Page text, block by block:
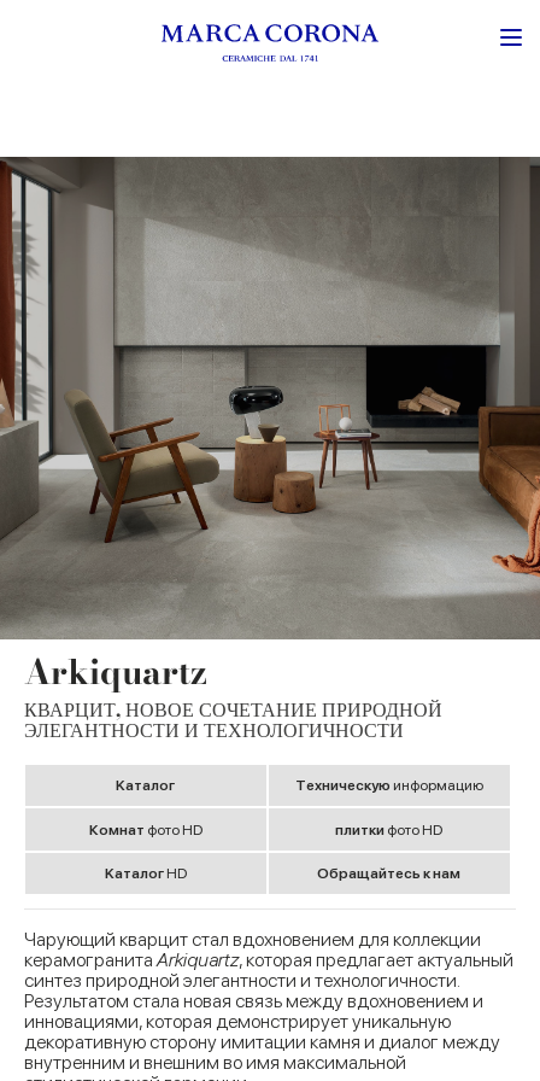
Arkiquartz
КВАРЦИТ, НОВОЕ СОЧЕТАНИЕ ПРИРОДНОЙ
ЭЛЕГАНТНОСТИ И ТЕХНОЛОГИЧНОСТИ
Kаталог Tехническую информацию
Комнат фото HD плитки фото HD
Kаталог HD Обращайтесь к нам
Чарующий кварцит стал вдохновением для коллекции
керамогранитаArkiquartz, которая предлагает актуальный
синтез природной элегантности и технологичности.
Результатом стала новая связь между вдохновением и
инновациями, которая демонстрирует уникальную
декоративную сторону имитации камня и диалог между
внутренним и внешним во имя максимальной